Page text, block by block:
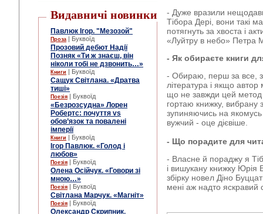
Видавничі новинки
Павлюк Ігор. "Мезозой"
Проза | Буквоїд
Прозовий дебют Надії
Позняк «Ти ж знаєш, він
ніколи тобі не дзвонить…»
Книги | Буквоїд
Сащук Світлана. «Дратва
тиші»
Поезія | Буквоїд
«Безрозсудна» Лорен
Робертс: почуття vs
обов’язок та повалені
імперії
Книги | Буквоїд
Ігор Павлюк. «Голод і
любов»
Поезія | Буквоїд
Олена Осійчук. «Говори зі
мною…»
Поезія | Буквоїд
Світлана Марчук. «Магніт»
Поезія | Буквоїд
Олександр Скрипник.
- Дуже вразили
Тібора Дері, вони такі
потягнуть за хвоста і
«Луйтру в небо» Петра
- Як обираєте книги
- Обираю, перш за все,
література і якщо
що не завжди цей
гортаю книжку,
зупиняючись на якомусь
вужчий - оце дієвіше.
- Що порадите для
- Власне й пораджу я
і вишукану книжку Юрія
збірку новел Діно
мені аж надто яскравий